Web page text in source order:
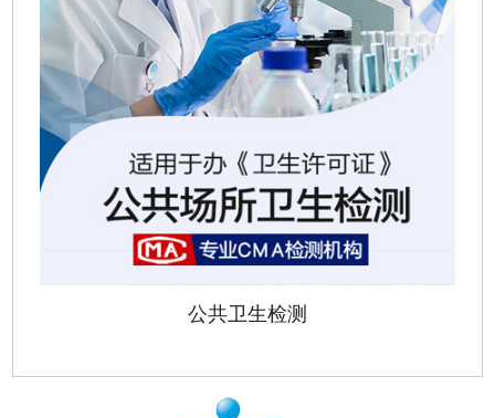
公共卫生检测